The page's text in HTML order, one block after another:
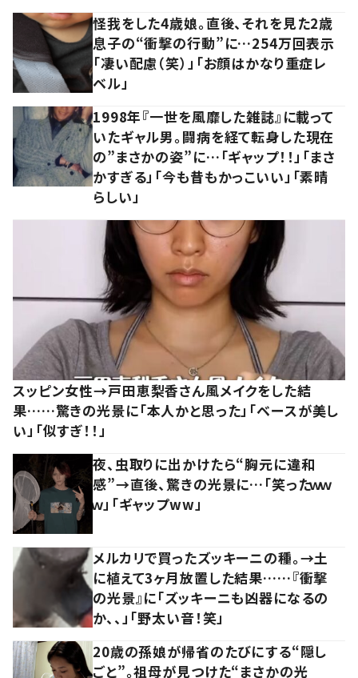
怪我をした4歳娘。直後、それを見た2歳
息子の“衝撃の行動”に…254万回表示
「凄い配慮（笑）」「お顔はかなり重症レ
ベル」
1998年『一世を風靡した雑誌』に載って
いたギャル男。闘病を経て転身した現在
の”まさかの姿”に…「ギャップ！！」「まさ
かすぎる」「今も昔もかっこいい」「素晴
らしい」
スッピン女性→戸田恵梨香さん風メイクをした結
果……驚きの光景に「本人かと思った」「ベースが美し
い」「似すぎ！！」
夜、虫取りに出かけたら“胸元に違和
感”→直後、驚きの光景に…「笑ったｗｗ
ｗ」「ギャップww」
メルカリで買ったズッキーニの種。→土
に植えて3ヶ月放置した結果……『衝撃
の光景』に「ズッキーニも凶器になるの
か、、」「野太い音！笑」
20歳の孫娘が帰省のたびにする“隠し
ごと”。祖母が見つけた“まさかの光